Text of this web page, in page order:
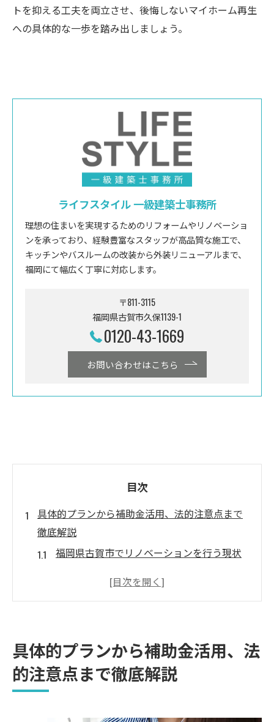
トを抑える工夫を両立させ、後悔しないマイホーム再生
への具体的な一歩を踏み出しましょう。
ライフスタイル 一級建築士事務所
理想の住まいを実現するためのリフォームやリノベーショ
ンを承っており、経験豊富なスタッフが高品質な施工で、
キッチンやバスルームの改装から外装リニューアルまで、
福岡にて幅広く丁寧に対応します。
〒811-3115
福岡県古賀市久保1139-1
0120-43-1669
お問い合わせはこちら
目次
具体的プランから補助金活用、法的注意点まで
徹底解説
福岡県古賀市でリノベーションを行う現状
古賀市特有の住宅事情とリノベの必要性
の骨格」
既存設備の「再利用」と「表層リフレッシ
具体的プランから補助金活用、法
的注意点まで徹底解説